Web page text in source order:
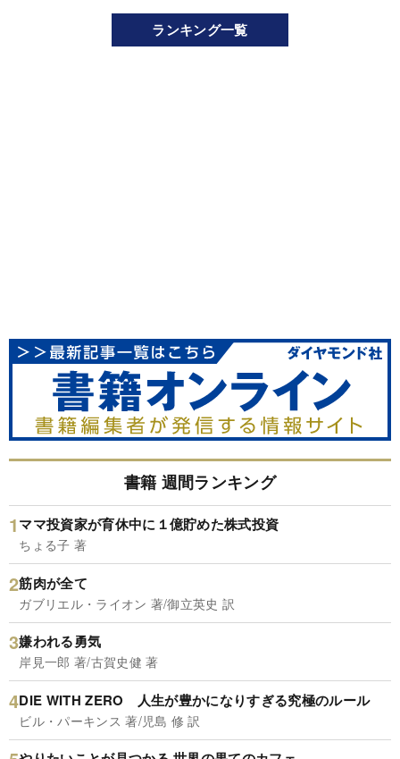
ランキング一覧
書籍 週間ランキング
ママ投資家が育休中に１億貯めた株式投資
ちょる子 著
筋肉が全て
ガブリエル・ライオン 著/御立英史 訳
嫌われる勇気
岸見一郎 著/古賀史健 著
DIE WITH ZERO 人生が豊かになりすぎる究極のルール
ビル・パーキンス 著/児島 修 訳